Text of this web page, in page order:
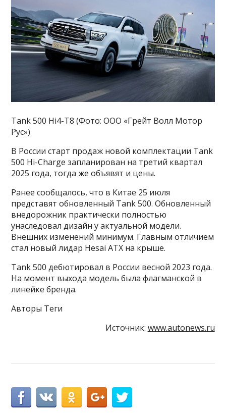
Tank 500 Hi4-T8 (Фото: ООО «Грейт Волл Мотор
Рус»)
В России старт продаж новой комплектации Tank
500 Hi-Charge запланирован на третий квартал
2025 года, тогда же объявят и цены.
Ранее сообщалось, что в Китае 25 июля
представят обновленный Tank 500. Обновленный
внедорожник практически полностью
унаследовал дизайн у актуальной модели.
Внешних изменений минимум. Главным отличием
стал новый лидар Hesai ATX на крыше.
Tank 500 дебютировал в России весной 2023 года.
На момент выхода модель была флагманской в
линейке бренда.
Авторы Теги
Источник: www.autonews.ru